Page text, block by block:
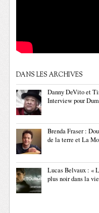
DANS LES ARCHIVES
Danny DeVito et
Interview pour
Brenda Fraser :
de la terre et La
Lucas Belvaux : «
plus noir dans la